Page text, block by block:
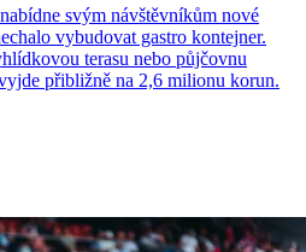
svým návštěvníkům nové
vybudovat gastro kontejner.
terasu nebo půjčovnu
přibližně na 2,6 milionu korun.